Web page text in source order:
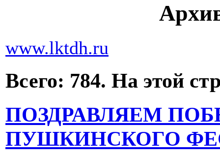
www.lktdh.ru
Всего: 784. На этой
ПОЗДРАВЛЯЕМ
ПУШКИНСКОГО